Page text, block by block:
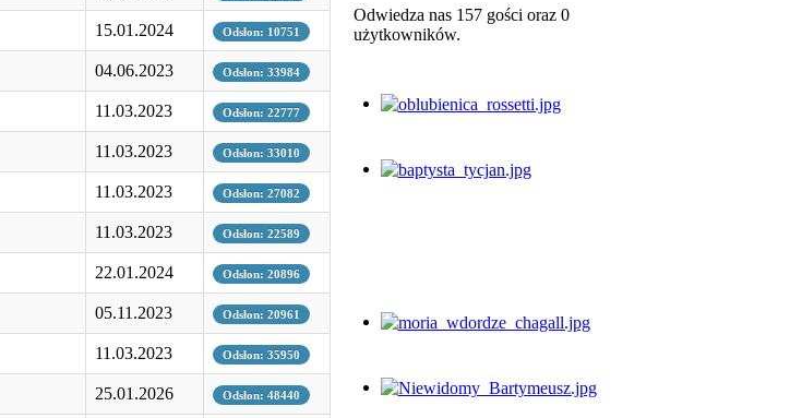
15.01.2024 Odsłon: 10751
04.06.2023 Odsłon: 33984
11.03.2023 Odsłon: 22777
11.03.2023 Odsłon: 33010
11.03.2023 Odsłon: 27082
11.03.2023 Odsłon: 22589
22.01.2024 Odsłon: 20896
05.11.2023 Odsłon: 20961
11.03.2023 Odsłon: 35950
25.01.2026 Odsłon: 48440
Odwiedza nas 157 gości oraz 0
użytkowników.